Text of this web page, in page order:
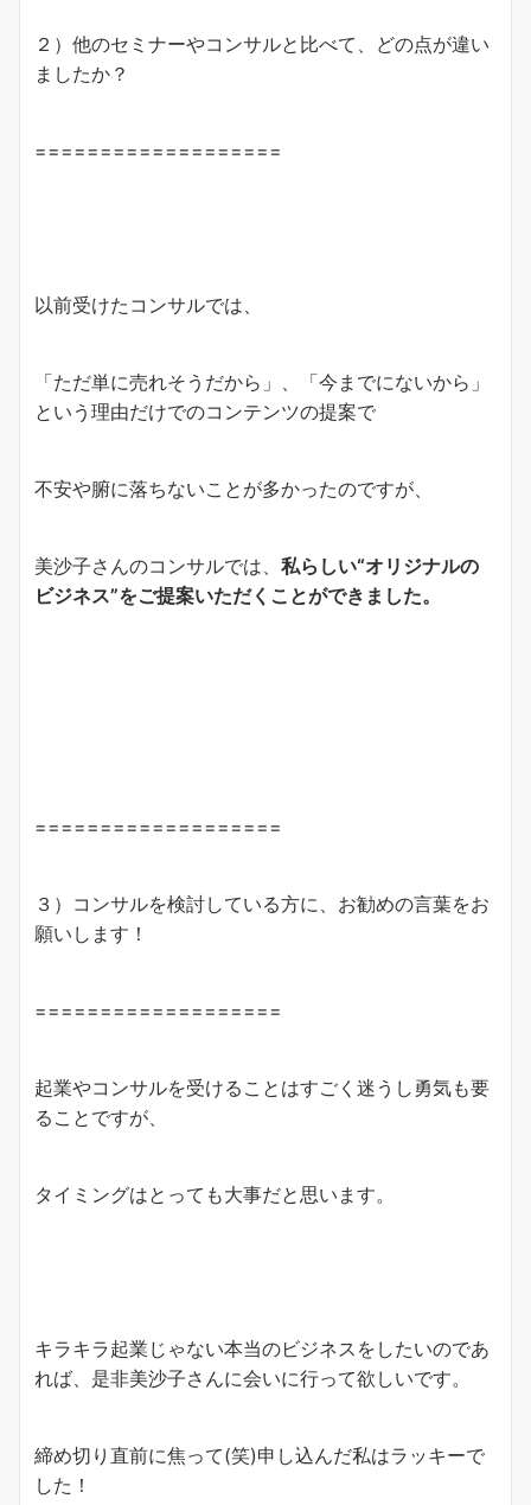
２）他のセミナーやコンサルと比べて、どの点が違い
ましたか？
===================
以前受けたコンサルでは、
「ただ単に売れそうだから」、「今までにないから」
という理由だけでのコンテンツの提案で
不安や腑に落ちないことが多かったのですが、
美沙子さんのコンサルでは、 私らしい“オリジナルの
ビジネス”をご提案いただくことができました。
===================
３）コンサルを検討している方に、お勧めの言葉をお
願いします！
===================
起業やコンサルを受けることはすごく迷うし勇気も要
ることですが、
タイミングはとっても大事だと思います。
キラキラ起業じゃない本当のビジネスをしたいのであ
れば、是非美沙子さんに会いに行って欲しいです。
締め切り直前に焦って(笑)申し込んだ私はラッキーで
した！